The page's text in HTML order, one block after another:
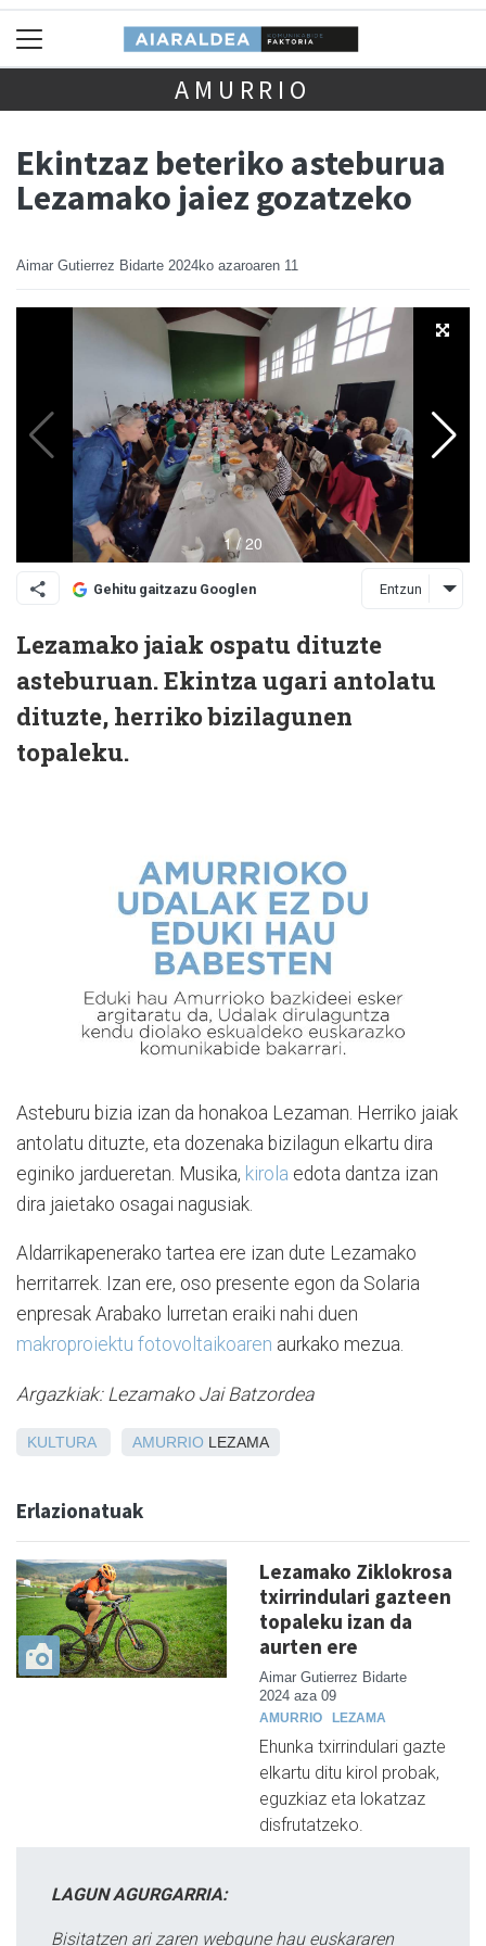
AMURRIO
Ekintzaz beteriko asteburua
Lezamako jaiez gozatzeko
Aimar Gutierrez Bidarte 2024ko azaroaren 11
Gehitu gaitzazu Googlen Entzun
Lezamako jaiak ospatu dituzte
asteburuan. Ekintza ugari antolatu
dituzte, herriko bizilagunen
topaleku.
Asteburu bizia izan da honakoa Lezaman. Herriko jaiak
antolatu dituzte, eta dozenaka bizilagun elkartu dira
eginiko jardueretan. Musika, kirola edota dantza izan
dira jaietako osagai nagusiak.
Aldarrikapenerako tartea ere izan dute Lezamako
herritarrek. Izan ere, oso presente egon da Solaria
enpresak Arabako lurretan eraiki nahi duen
makroproiektu fotovoltaikoaren aurkako mezua.
Argazkiak: Lezamako Jai Batzordea
KULTURA AMURRIO LEZAMA
Erlazionatuak
Lezamako Ziklokrosa
txirrindulari gazteen
topaleku izan da
aurten ere
Aimar Gutierrez Bidarte
2024 aza 09
AMURRIO LEZAMA
Ehunka txirrindulari gazte
elkartu ditu kirol probak,
eguzkiaz eta lokatzaz
disfrutatzeko.
LAGUN AGURGARRIA:
Bisitatzen ari zaren webgune hau euskararen